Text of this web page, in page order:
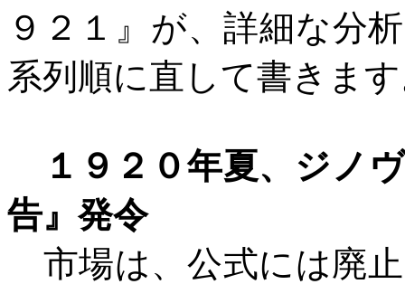
９２１』が、詳細な分
系列順に直して書きま
１９２０年夏、ジノ
告』発令
市場は、公式には廃